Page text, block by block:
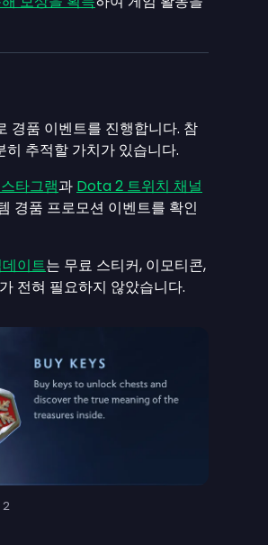
경품 이벤트를 진행합니다. 참
추적할 가치가 있습니다.
타그램과 Dota 2 트위치 채널
경품 프로모션 이벤트를 확인
이트는 무료 스티커, 이모티콘,
전혀 필요하지 않았습니다.
2